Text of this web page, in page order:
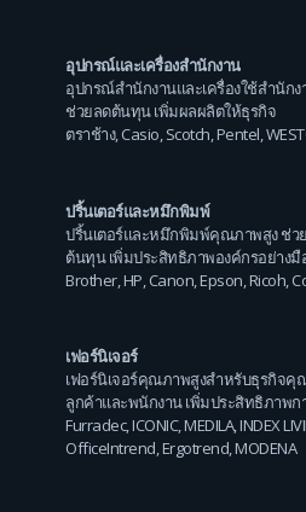
อุปกรณ์และเครื่องสำนักงาน
อุปกรณ์สำนักงานและเครื่องใช้สำนัก
ช่วยลดต้นทุน เพิ่มผลผลิตให้ธุรกิจ
ตราช้าง,Casio,Scotch,Pentel,
ปริ้นเตอร์และหมึกพิมพ์
ปริ้นเตอร์และหมึกพิมพ์คุณภาพสูง ช่
ต้นทุน เพิ่มประสิทธิภาพองค์กรอย่าง
Brother, HP Canon Epson Ricoh
เฟอร์นิเจอร์
เฟอร์นิเจอร์คุณภาพสูงสำหรับธุรกิจคุ
ลูกค้าและพนักงาน เพิ่มประสิทธิภาพก
Furradec,ICONIC,MEDILA,INDEX
OfficeIntrend,Ergotrend,MODENA